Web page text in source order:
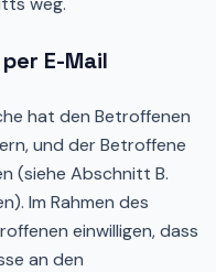
E-Mail
hat den Betroffenen
und der Betroffene
(siehe Abschnitt B.
Im Rahmen des
einwilligen, dass
an den